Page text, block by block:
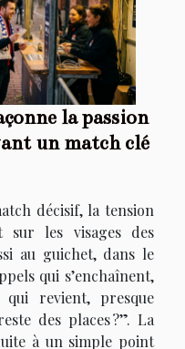
la passion
un match clé
décisif, la tension
sur les visages des
au guichet, dans le
qui s’enchaînent,
revient, presque
des places ?”. La
à un simple point